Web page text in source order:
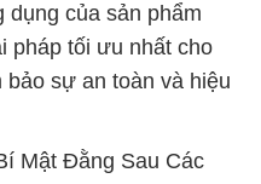
dụng của sản phẩm
pháp tối ưu nhất cho
sự an toàn và hiệu
Mật Đằng Sau Các